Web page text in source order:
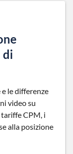
di
le differenze
video su
CPM, i
alla posizione